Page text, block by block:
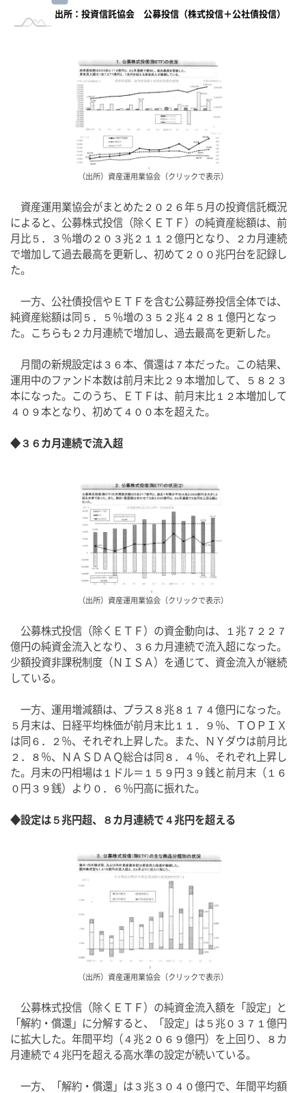
出所：投資信託協会 公募投信（株式投信＋公社債投信）
（出所）資産運用業協会（クリックで表示）
資産運用業協会がまとめた２０２６年５月の投資信託概況
によると、公募株式投信（除くＥＴＦ）の純資産総額は、前
月比５．３％増の２０３兆２１１２億円となり、２カ月連続
で増加して過去最高を更新し、初めて２００兆円台を記録し
た。
一方、公社債投信やＥＴＦを含む公募証券投信全体では、
純資産総額は同５．５％増の３５２兆４２８１億円となっ
た。こちらも２カ月連続で増加し、過去最高を更新した。
月間の新規設定は３６本、償還は７本だった。この結果、
運用中のファンド本数は前月末比２９本増加して、５８２３
本になった。このうち、ＥＴＦは、前月末比１２本増加して
４０９本となり、初めて４００本を超えた。
◆３６カ月連続で流入超
（出所）資産運用業協会（クリックで表示）
公募株式投信（除くＥＴＦ）の資金動向は、１兆７２２７
億円の純資金流入となり、３６カ月連続で流入超になった。
少額投資非課税制度（ＮＩＳＡ）を通じて、資金流入が継続
している。
一方、運用増減額は、プラス８兆８１７４億円になった。
５月末は、日経平均株価が前月末比１１．９％、ＴＯＰＩＸ
は同６．２％、それぞれ上昇した。また、ＮＹダウは前月比
２．８％、ＮＡＳＤＡＱ総合は同８．４％、それぞれ上昇し
た。月末の円相場は１ドル＝１５９円３９銭と前月末（１６
０円３９銭）より０．６％円高に振れた。
◆設定は５兆円超、８カ月連続で４兆円を超える
（出所）資産運用業協会（クリックで表示）
公募株式投信（除くＥＴＦ）の純資金流入額を「設定」と
「解約・償還」に分解すると、「設定」は５兆０３７１億円
に拡大した。年間平均（４兆２０６９億円）を上回り、８カ
月連続で４兆円を超える高水準の設定が続いている。
一方、「解約・償還」は３兆３０４０億円で、年間平均額